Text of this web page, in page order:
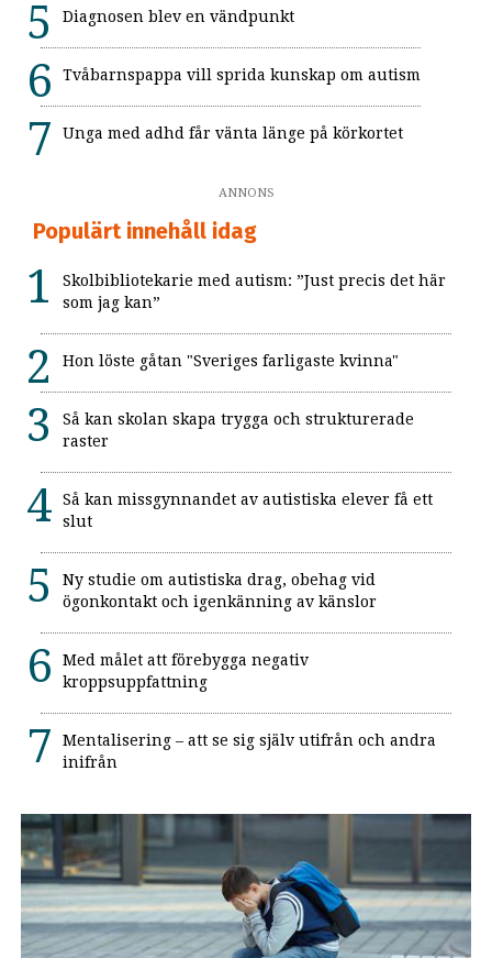
Diagnosen blev en vändpunkt
Tvåbarnspappa vill sprida kunskap om autism
Unga med adhd får vänta länge på körkortet
ANNONS
Populärt innehåll idag
Skolbibliotekarie med autism: ”Just precis det här
som jag kan”
Hon löste gåtan "Sveriges farligaste kvinna"
Så kan skolan skapa trygga och strukturerade
raster
Så kan missgynnandet av autistiska elever få ett
slut
Ny studie om autistiska drag, obehag vid
ögonkontakt och igenkänning av känslor
Med målet att förebygga negativ
kroppsuppfattning
Mentalisering – att se sig själv utifrån och andra
inifrån